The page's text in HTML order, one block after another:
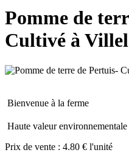
Pomme de
Cultivé à
Bienvenue à la ferme
Haute valeur environnementale
Prix de vente : 4.80 € l'unité